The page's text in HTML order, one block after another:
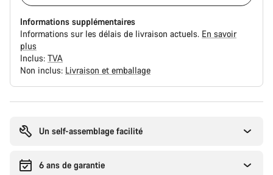
Informations supplémentaires
Informations sur les délais de livraison actuels. En savoir
plus
Inclus: TVA
Non inclus: Livraison et emballage
Un self-assemblage facilité
6 ans de garantie